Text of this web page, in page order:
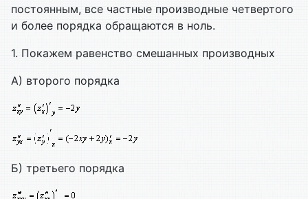
постоянным, все частные производные четвертого
и более порядка обращаются в ноль.
1. Покажем равенство смешанных производных
А) второго порядка
Б) третьего порядка